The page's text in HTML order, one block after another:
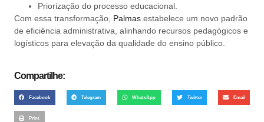
Priorização do processo educacional.
Com essa transformação, Palmas estabelece um novo padrão
de eficiência administrativa, alinhando recursos pedagógicos e
logísticos para elevação da qualidade do ensino público.
Compartilhe:
Facebook Telegram WhatsApp Twitter Email
Print